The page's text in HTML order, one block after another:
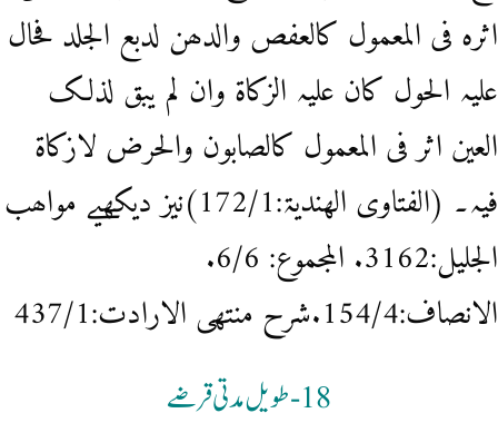
اثرہ فی المعمول کالعفص والدھن لدبع الجلد فحال
علیہ الحول کان علیہ الزکاۃ وان لم یبق لذلک
العین اثر فی المعمول کالصابون والحرض لازکاۃ
فیہ۔ (الفتاوی الھندیۃ:172/1)نیز دیکھیے مواھب
الجلیل:3162. المجموع: 6/6.
الانصاف:154/4.شرح منتھی الارادت:437/1
18-طویل مدتی قرضے